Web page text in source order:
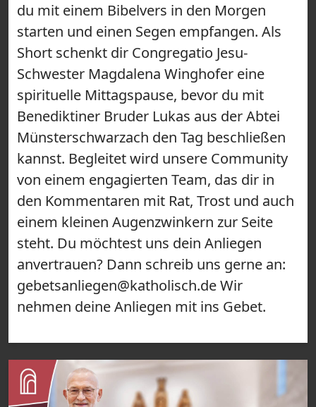
du mit einem Bibelvers in den Morgen
starten und einen Segen empfangen. Als
Short schenkt dir Congregatio Jesu-
Schwester Magdalena Winghofer eine
spirituelle Mittagspause, bevor du mit
Benediktiner Bruder Lukas aus der Abtei
Münsterschwarzach den Tag beschließen
kannst. Begleitet wird unsere Community
von einem engagierten Team, das dir in
den Kommentaren mit Rat, Trost und auch
einem kleinen Augenzwinkern zur Seite
steht. Du möchtest uns dein Anliegen
anvertrauen? Dann schreib uns gerne an:
gebetsanliegen@katholisch.de Wir
nehmen deine Anliegen mit ins Gebet.